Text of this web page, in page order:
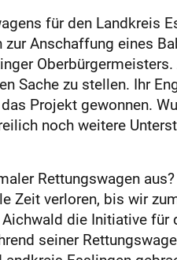
für den Landkreis
Anschaffung eines
Sache zu stellen. Ihr
Projekt gewonnen.
noch weitere
Rettungswagen
Zeit verloren, bis wir
die Initiative
seiner